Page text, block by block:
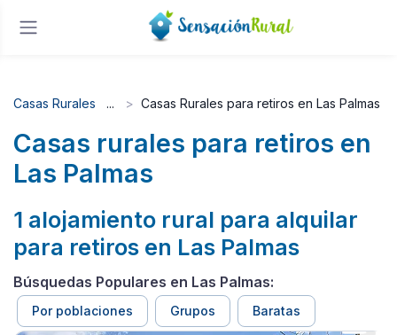
Casas Rurales Casas Rurales para retiros en Las Palmas
Casas rurales para retiros en
Las Palmas
1 alojamiento rural para alquilar
para retiros en Las Palmas
Búsquedas Populares en Las Palmas:
Por poblaciones Grupos Baratas